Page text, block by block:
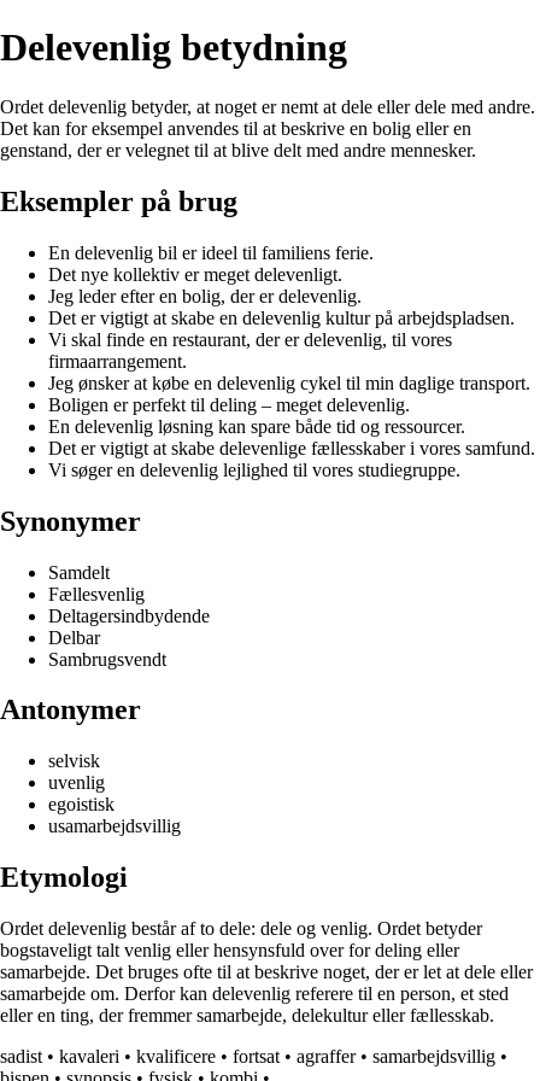
Delevenlig betydning
Ordet delevenlig betyder, at noget er nemt at dele eller dele med andre.
Det kan for eksempel anvendes til at beskrive en bolig eller en
genstand, der er velegnet til at blive delt med andre mennesker.
Eksempler på brug
En delevenlig bil er ideel til familiens ferie.
Det nye kollektiv er meget delevenligt.
Jeg leder efter en bolig, der er delevenlig.
Det er vigtigt at skabe en delevenlig kultur på arbejdspladsen.
Vi skal finde en restaurant, der er delevenlig, til vores
firmaarrangement.
Jeg ønsker at købe en delevenlig cykel til min daglige transport.
Boligen er perfekt til deling – meget delevenlig.
En delevenlig løsning kan spare både tid og ressourcer.
Det er vigtigt at skabe delevenlige fællesskaber i vores samfund.
Vi søger en delevenlig lejlighed til vores studiegruppe.
Synonymer
Samdelt
Fællesvenlig
Deltagersindbydende
Delbar
Sambrugsvendt
Antonymer
selvisk
uvenlig
egoistisk
usamarbejdsvillig
Etymologi
Ordet delevenlig består af to dele: dele og venlig. Ordet betyder
bogstaveligt talt venlig eller hensynsfuld over for deling eller
samarbejde. Det bruges ofte til at beskrive noget, der er let at dele eller
samarbejde om. Derfor kan delevenlig referere til en person, et sted
eller en ting, der fremmer samarbejde, delekultur eller fællesskab.
sadist • kavaleri • kvalificere • fortsat • agraffer• samarbejdsvillig •